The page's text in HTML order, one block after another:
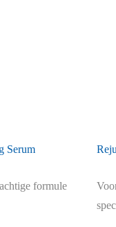
Serum
formule